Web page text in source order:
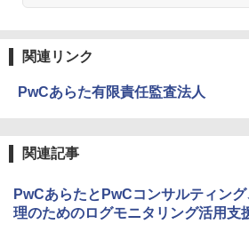
関連リンク
PwCあらた有限責任監査法人
関連記事
PwCあらたとPwCコンサルティン
理のためのログモニタリング活用支